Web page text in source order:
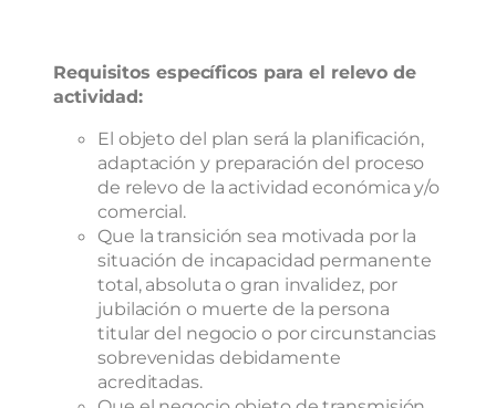
Requisitos específicos para el relevo de
actividad:
El objeto del plan será la planificación,
adaptación y preparación del proceso
de relevo de la actividad económica y/o
comercial.
Que la transición sea motivada por la
situación de incapacidad permanente
total, absoluta o gran invalidez, por
jubilación o muerte de la persona
titular del negocio o por circunstancias
sobrevenidas debidamente
acreditadas.